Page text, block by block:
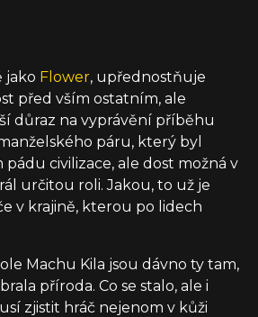
jako Flower, upřednostňuje
před vším ostatním, ale
důraz na vyprávění příběhu
páru, který byl
civilizace, ale dost možná v
určitou roli. Jakou, to už je
v krajině, kterou po lidech
Machu Kila jsou dávno ty tam,
příroda. Co se stalo, ale i
zjistit hráč nejenom v kůži